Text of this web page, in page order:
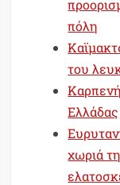
πόλη
του
Ελλάδας
χωριά